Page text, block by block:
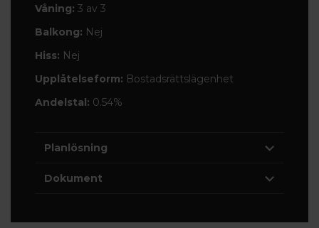
Våning: 3 av 3
Balkong: Nej
Hiss: Nej
Upplåtelseform: Bostadsrättslägenhet
Andelstal: 0.54%
Planlösning
Dokument